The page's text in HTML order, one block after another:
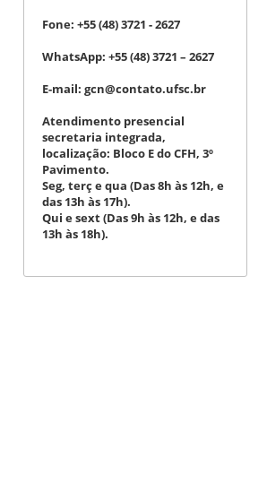
Fone: +55 (48) 3721 - 2627
WhatsApp: +55 (48) 3721 – 2627
E-mail: gcn@contato.ufsc.br
Atendimento presencial
secretaria integrada,
localização: Bloco E do CFH, 3º
Pavimento.
Seg, terç e qua (Das 8h às 12h, e
das 13h às 17h).
Qui e sext (Das 9h às 12h, e das
13h às 18h).